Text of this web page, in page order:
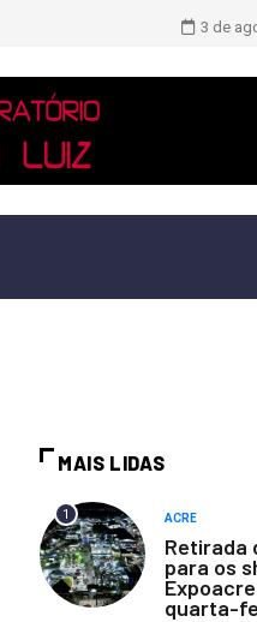
3 de
MAIS LIDAS
1 ACRE
Retirada
para os
quarta-